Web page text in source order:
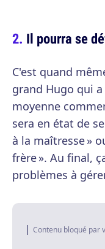
Il pourra se
C'est quand
grand Hugo qui
moyenne
sera en état de
à la maîtresse »
frère ». Au final,
problèmes à
Contenu bloqué par